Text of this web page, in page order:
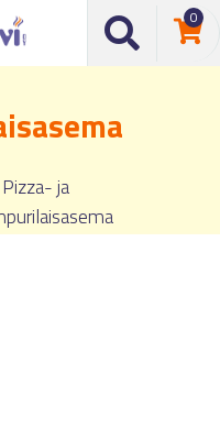
0
Pizza- ja